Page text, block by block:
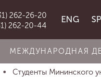
262-26-20
262-20-44
ENG
МЕЖДУНАРОДНАЯ
Студенты Мининского